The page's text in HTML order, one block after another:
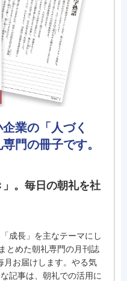
業の「人づく
門の冊子です。
。毎日の朝礼を社
成長」を主なテーマにし
とめた朝礼専門の月刊誌
月お届けします。やる気
記事は、朝礼での活用に